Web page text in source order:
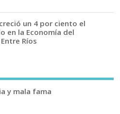
un 4 por ciento el
en la Economía del
Ríos
y mala fama